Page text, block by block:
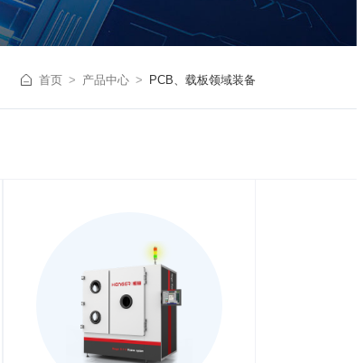
首页 产品中心 PCB、载板领域装备